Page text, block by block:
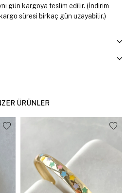
gün kargoya teslim edilir. (İndirim
süresi birkaç gün uzayabilir.)
ÜRÜNLER